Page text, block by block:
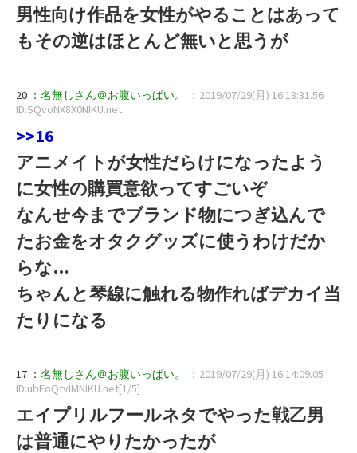
男性向け作品を女性がやることはあって
もその逆はほとんど無いと思うが
20 ： 名無しさん＠お腹いっぱい。
：2019/07/29(月) 16:18:31.56
ID:SQvoNX8X0NIKU.net
>>16
アニメイトが女性だらけになったよう
に女性の購買意欲ってすごいぞ
なんせ今までブランド物につぎ込んで
たお金をオタクグッズに使うわけだか
らな…
ちゃんと琴線に触れる物作ればデカイ当
たりになる
17 ： 名無しさん＠お腹いっぱい。
：2019/07/29(月) 16:14:09.05
ID:ubEoQtvIMNIKU.net[1/5]
エイプリルフールネタでやった戦乙男
は普通にやりたかったが